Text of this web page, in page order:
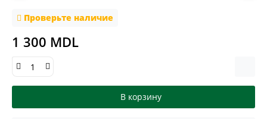
Проверьте наличие
1 300 MDL
В корзину